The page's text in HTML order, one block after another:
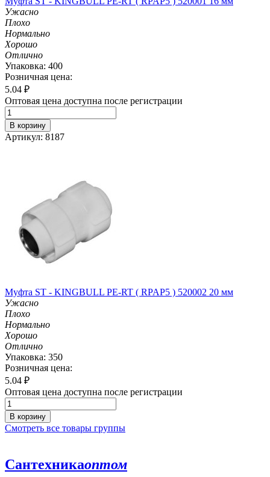
Ужасно
Плохо
Нормально
Хорошо
Отлично
Упаковка: 400
Розничная цена:
5.04 ₽
Оптовая цена доступна после регистрации
В корзину
Артикул: 8187
Муфта ST - KINGBULL PE-RT ( RPAP5 ) 520002 20 мм
Ужасно
Плохо
Нормально
Хорошо
Отлично
Упаковка: 350
Розничная цена:
5.04 ₽
Оптовая цена доступна после регистрации
В корзину
Смотреть все товары группы
Сантехникаоптом